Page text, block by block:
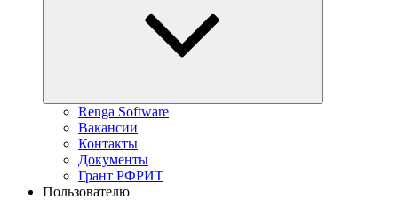
Renga Software
Вакансии
Контакты
Документы
Грант РФРИТ
Пользователю